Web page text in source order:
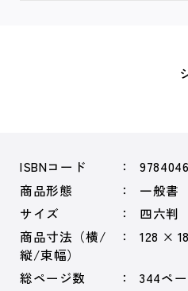
ISBNコード
商品形態
一般書
サイズ
四六判
商品寸法（横/
縦/束幅）
128 ×
総ページ数 344ペ